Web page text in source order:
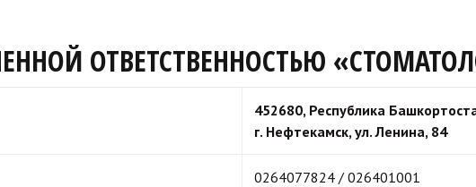
ОТВЕТСТВЕННОСТЬЮ
452680, Республика
г. Нефтекамск, ул.Ленина, 84
0264077824 / 026401001